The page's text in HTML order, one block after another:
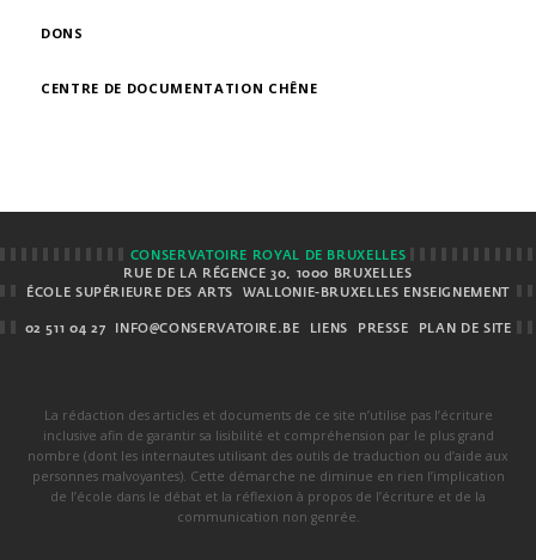
DONS
CENTRE DE DOCUMENTATION CHÊNE
CONSERVATOIRE ROYAL DE BRUXELLES
RUE DE LA RÉGENCE 30, 1000 BRUXELLES
ÉCOLE SUPÉRIEURE DES ARTS
WALLONIE-BRUXELLES ENSEIGNEMENT
02 511 04 27 INFO@CONSERVATOIRE.BE LIENS PRESSE PLAN DE SITE
La rédaction des articles et documents de ce site n’utilise pas l’écriture
inclusive afin de garantir sa lisibilité et compréhension par le plus grand
nombre (dont les internautes utilisant des outils de traduction ou d’aide aux
personnes malvoyantes). Cette démarche ne diminue en rien l’implication
de l’école dans le débat et la réflexion à propos de l’écriture et de la
communication non genrée.